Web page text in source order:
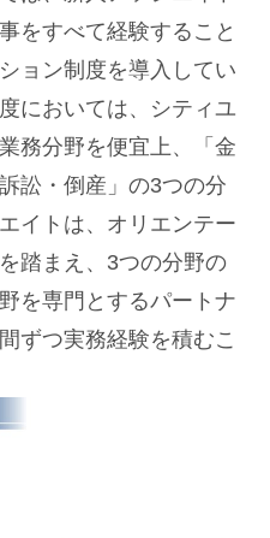
をすべて経験すること
ョン制度を導入してい
においては、シティユ
務分野を便宜上、「金
訟・倒産」の3つの分
イトは、オリエンテー
踏まえ、3つの分野の
を専門とするパートナ
ずつ実務経験を積むこ